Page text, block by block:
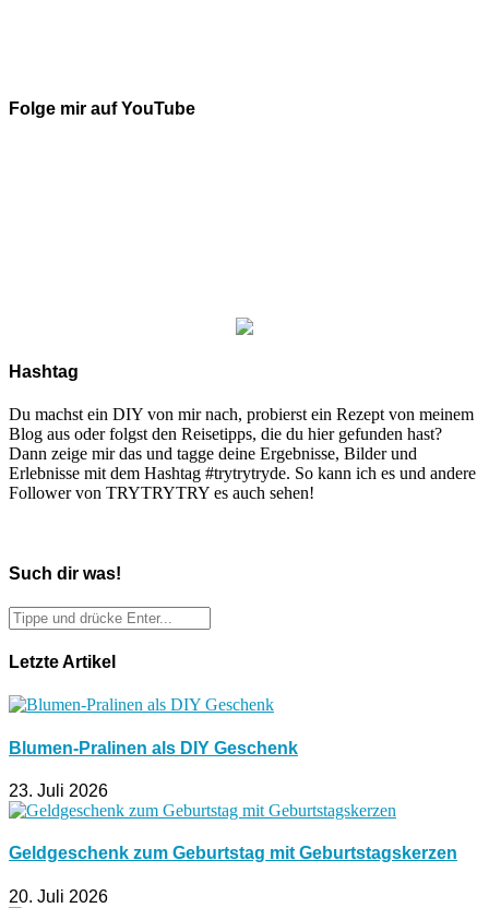
Folge mir auf YouTube
Hashtag
Du machst ein DIY von mir nach, probierst ein Rezept von meinem
Blog aus oder folgst den Reisetipps, die du hier gefunden hast?
Dann zeige mir das und tagge deine Ergebnisse, Bilder und
Erlebnisse mit dem Hashtag #trytrytryde. So kann ich es und andere
Follower von TRYTRYTRY es auch sehen!
Such dir was!
Letzte Artikel
Blumen-Pralinen als DIY Geschenk
23. Juli 2026
Geldgeschenk zum Geburtstag mit Geburtstagskerzen
20. Juli 2026